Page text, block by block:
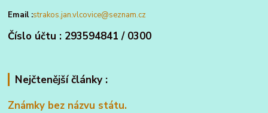
Email :strakos.jan.vlcovice@seznam.cz
Číslo účtu : 293594841 / 0300
Nejčtenější články :
Známky bez názvu státu.